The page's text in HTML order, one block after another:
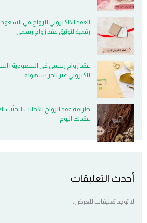
العقد الالكتروني للزواج في
رقمية لتوثيق عقد زواج رسمي
عقد زواج رسمي في السعودية |
إلكتروني عبر ناجز بسهولة
طريقة عقد الزواج للأجانب | تجنّب
عقدك اليوم
أحدث التعليقات
لا توجد تعليقات للعرض.